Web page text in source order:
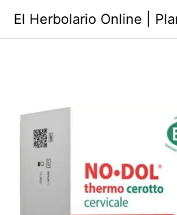
contenido
El Herbolario Online |